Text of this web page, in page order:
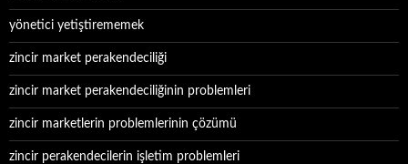
yönetici yetiştirememek
zincir market perakendeciliği
zincir market perakendeciliğinin problemleri
zincir marketlerin problemlerinin çözümü
zincir perakendecilerin işletim problemleri